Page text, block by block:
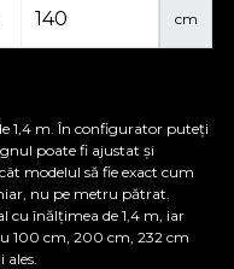
cm
1,4 m. În configurator puteți
poate fi ajustat și
modelul să fie exact cum
nu pe metru pătrat.
cu înălțimea de 1,4 m, iar
100 cm, 200 cm, 232 cm